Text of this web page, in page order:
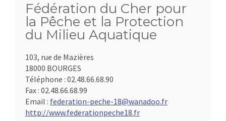
Fédération du Cher pour
la Pêche et la Protection
du Milieu Aquatique
103, rue de Mazières
18000 BOURGES
Téléphone : 02.48.66.68.90
Fax : 02.48.66.68.99
Email : federation-peche-18@wanadoo.fr
http://www.federationpeche18.fr